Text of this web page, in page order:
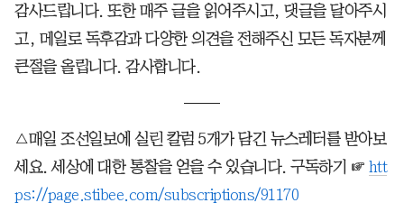
감사드립니다. 또한 매주 글을 읽어주시고, 댓글을 달아주시
고, 메일로 독후감과 다양한 의견을 전해주신 모든 독자분께
큰절을 올립니다. 감사합니다.
△매일 조선일보에 실린 칼럼 5개가 담긴 뉴스레터를 받아보
세요. 세상에 대한 통찰을 얻을 수 있습니다. 구독하기 ☞ htt
ps://page.stibee.com/subscriptions/91170